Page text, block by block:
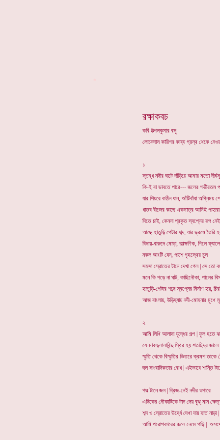
রক্ষাকবচ
কবি উত্পলকুমার বসু
লোচনদাস কারিগর কাব্য গ্রন্থ থেকে
১
স্তব্ধ নদীর ঘাটে দাঁড়িয়ে আমার মতো
কি-ই বা ভাবতে পারে--- জলের গভীরতম
যার শিয়রে কঠিন ধান, আঁটিবাঁধা অগ্নিময়
ধাতব বীজের কাছে একমাত্র আমিই পাহারা
দিতে চাই, কেননা প্রকৃত স্বপ্নের রূপ
আছে হাতুড়ি পেটার শব্দ, যার ভ্রমে তৈরি
বিদায়-বারুদে মোড়া, তাত্ক্ষণিক, গিলে
নকল আংটি যেন, পাশে গৃহস্থের চুল
সহসা স্রোতের টানে দেখা গেল | সে তো
মনে কি পড়ে না ঘাট, কাছিনৌকা, পালের
হাতুড়ি-পেটার শব্দে স্বপ্নের নির্মাণ হয়,
আজ বাংলায়, উড়িষ্যায় নদী-মোহনার মুখে
২
আমি লিখি আলাদা যুদ্ধের গল্প | ফুল হতে
যে-মাকড়লালাবিন্দু স্থির হয় শতছিদ্র জালে
স্মৃতি থেকে বিস্মৃতির ভিতরে ক্রমশ
হুল সাংবাদিকতার বোধ | এইভাবে শান্তি
পদ্ম টানে জল | ব্রিজ-নেই নদীর ওপারে
এদিকের নৌকাটিকে টান দেয় বুঝ্ মান
শব্দ ও স্রোতের ঊর্দ্ধে দেখা যায় হাত নাড়া
আমি পরোপকারের জলে নেমে পড়ি |